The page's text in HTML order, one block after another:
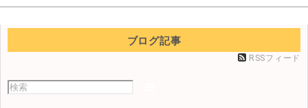
ブログ記事
RSSフィード